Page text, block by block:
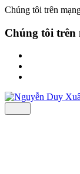
Chúng tôi trên
Chúng tôi trên